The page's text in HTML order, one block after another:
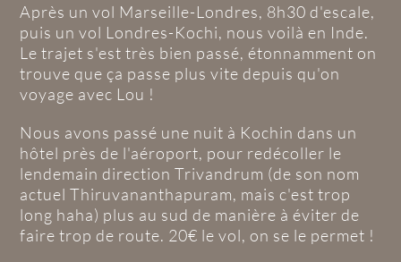
Après un vol Marseille-Londres, 8h30 d'escale,
puis un vol Londres-Kochi, nous voilà en Inde.
Le trajet s'est très bien passé, étonnamment on
trouve que ça passe plus vite depuis qu'on
voyage avec Lou !
Nous avons passé une nuit à Kochin dans un
hôtel près de l'aéroport, pour redécoller le
lendemain direction Trivandrum (de son nom
actuel Thiruvananthapuram, mais c'est trop
long haha) plus au sud de manière à éviter de
faire trop de route. 20€ le vol, on se le permet !